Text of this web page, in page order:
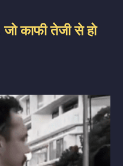
काफी तेजी से हो